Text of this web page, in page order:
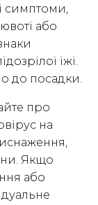
симптоми,
або
їжі.
до посадки.
про
на
Якщо
або